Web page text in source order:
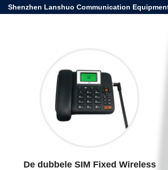
Shenzhen Lanshuo Communication
De dubbele SIM Fixed Wireless